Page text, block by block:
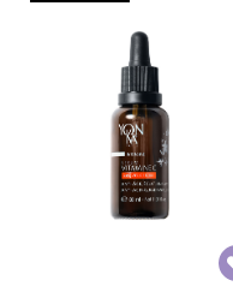
プライバシーポリシー
特定商取引法表示
お問い合わせ